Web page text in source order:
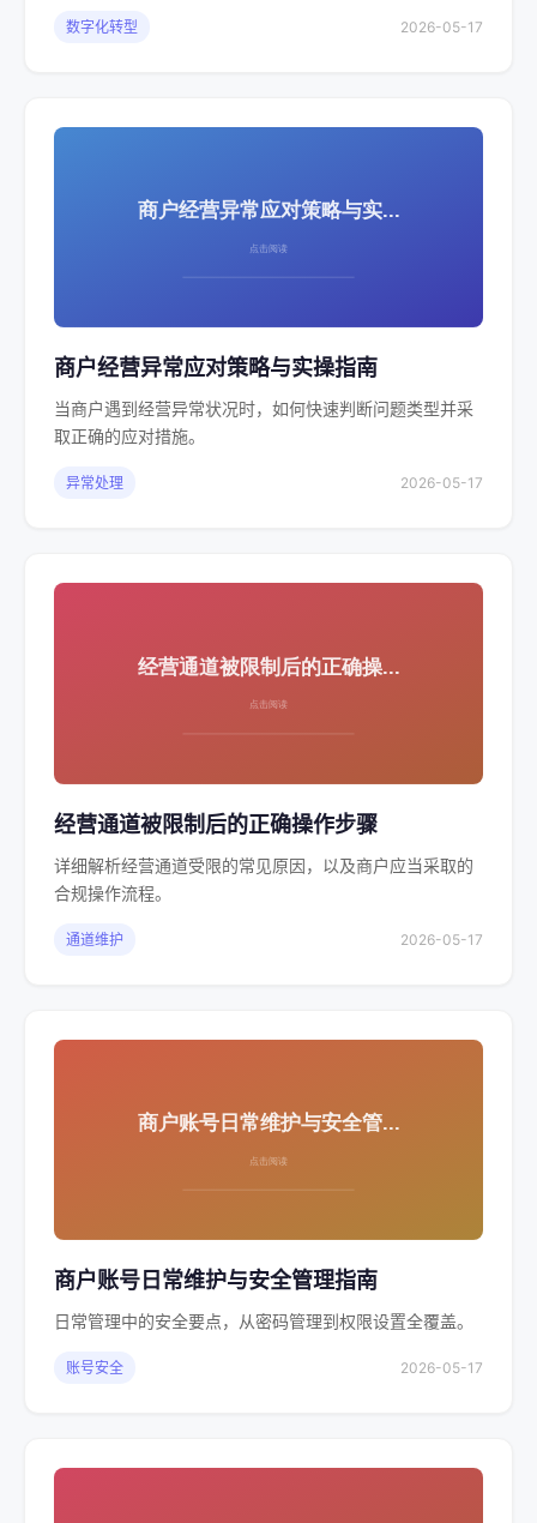
数字化转型 2026-05-17
商户经营异常应对策略与实操指南
当商户遇到经营异常状况时，如何快速判断问题类型并采
取正确的应对措施。
异常处理 2026-05-17
经营通道被限制后的正确操作步骤
详细解析经营通道受限的常见原因，以及商户应当采取的
合规操作流程。
通道维护 2026-05-17
商户账号日常维护与安全管理指南
日常管理中的安全要点，从密码管理到权限设置全覆盖。
账号安全 2026-05-17